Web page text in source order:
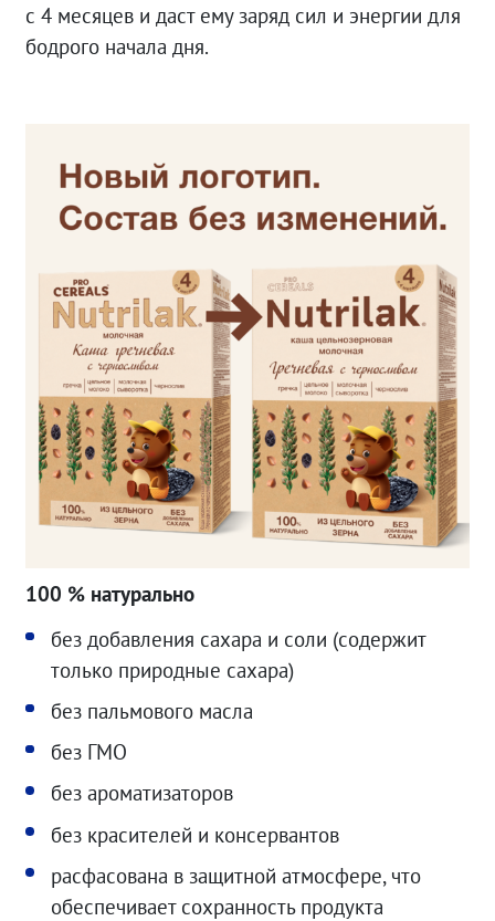
с 4 месяцев и даст ему заряд сил и энергии для
бодрого начала дня.
100 % натурально
без добавления сахара и соли (содержит
только природные сахара)
без пальмового масла
без ГМО
без ароматизаторов
без красителей и консервантов
расфасована в защитной атмосфере, что
обеспечивает сохранность продукта